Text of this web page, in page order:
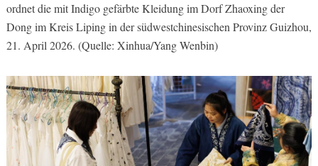
ordnet die mit Indigo gefärbte Kleidungim Dorf Zhaoxing der
Dong im Kreis Liping in der südwestchinesischen Provinz Guizhou,
21. April 2026. (Quelle: Xinhua/Yang Wenbin)